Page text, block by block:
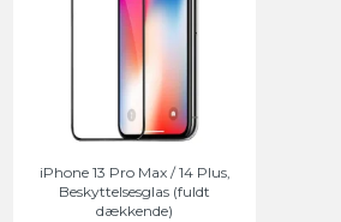
iPhone 13 Pro Max / 14 Plus,
Beskyttelsesglas (fuldt
dækkende)